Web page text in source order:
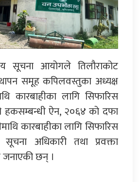
सूचना आयोगले तिलौराकोट
समूह कपिलवस्तुका अध्यक्ष
कारबाहीका लागि सिफारिस
ऐन, २०६४ को दफा
कारबाहीका लागि सिफारिस
अधिकारी तथा प्रवक्ता
छन् ।